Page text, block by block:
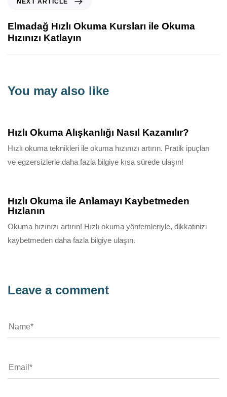
Elmadağ Hızlı Okuma Kursları ile Okuma
Hızınızı Katlayın
You may also like
Hızlı Okuma Alışkanlığı Nasıl Kazanılır?
Hızlı okuma teknikleri ile okuma hızınızı artırın. Pratik ipuçları
ve egzersizlerle daha fazla bilgiye kısa sürede ulaşın!
Hızlı Okuma ile Anlamayı Kaybetmeden
Hızlanın
Okuma hızınızı artırın! Hızlı okuma yöntemleriyle, dikkatinizi
kaybetmeden daha fazla bilgiye ulaşın.
Leave a comment